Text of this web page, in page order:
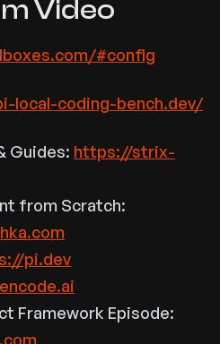
Video
#config
local-coding-bench.dev/
Guides: https://strix-
from Scratch:
pi.dev
Framework Episode: